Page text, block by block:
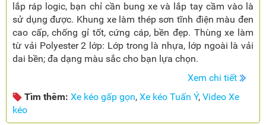
lắp ráp logic, bạn chỉ cần bung xe và lắp tay cầm vào là
sử dụng được. Khung xe làm thép sơn tĩnh điện màu đen
cao cấp, chống gỉ tốt, cứng cáp, bền đẹp. Thùng xe làm
từ vải Polyester 2 lớp: Lớp trong là nhựa, lớp ngoài là vải
dai bền; đa dạng màu sắc cho bạn lựa chọn.
Xem chi tiết
Tìm thêm: Xe kéo gấp gọn, Xe kéo Tuấn Ý, Video Xe
kéo